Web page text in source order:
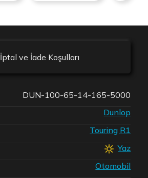
İptal ve İade Koşulları
DUN-100-65-14-165-5000
Dunlop
Touring R1
Yaz
Otomobil